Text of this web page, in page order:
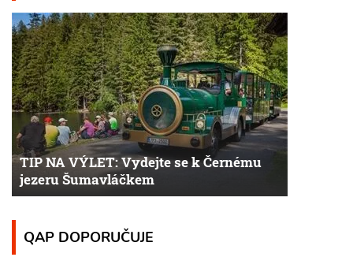
TIP NA VÝLET: Vydejte se k Černému
jezeru Šumavláčkem
QAP DOPORUČUJE